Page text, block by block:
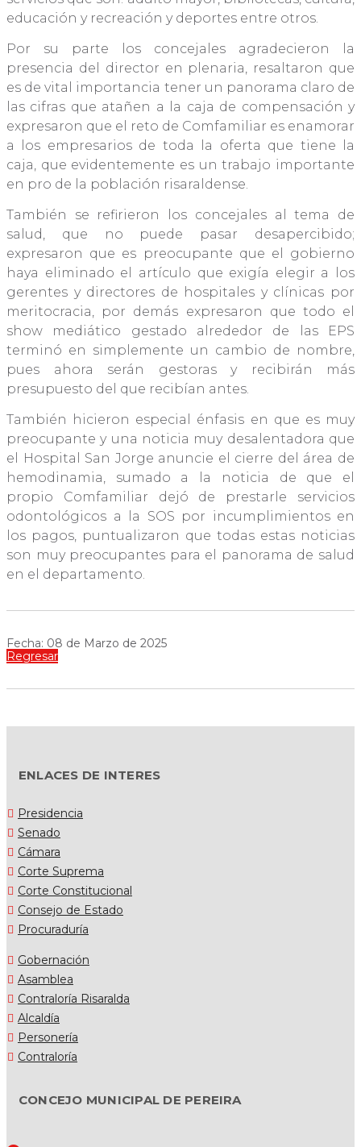
educación y recreación y deportes entre otros.
Por su parte los concejales agradecieron la
presencia del director en plenaria, resaltaron que
es de vital importancia tener un panorama claro de
las cifras que atañen a la caja de compensación y
expresaron que el reto de Comfamiliar es enamorar
a los empresarios de toda la oferta que tiene la
caja, que evidentemente es un trabajo importante
en pro de la población risaraldense.
También se refirieron los concejales al tema de
salud, que no puede pasar desapercibido;
expresaron que es preocupante que el gobierno
haya eliminado el artículo que exigía elegir a los
gerentes y directores de hospitales y clínicas por
meritocracia, por demás expresaron que todo el
show mediático gestado alrededor de las EPS
terminó en simplemente un cambio de nombre,
pues ahora serán gestoras y recibirán más
presupuesto del que recibían antes.
También hicieron especial énfasis en que es muy
preocupante y una noticia muy desalentadora que
el Hospital San Jorge anuncie el cierre del área de
hemodinamia, sumado a la noticia de que el
propio Comfamiliar dejó de prestarle servicios
odontológicos a la SOS por incumplimientos en
los pagos, puntualizaron que todas estas noticias
son muy preocupantes para el panorama de salud
en el departamento.
Fecha: 08 de Marzo de 2025
Regresar
ENLACES DE INTERES
Presidencia
Senado
Cámara
Corte Suprema
Corte Constitucional
Consejo de Estado
Procuraduría
Gobernación
Asamblea
Contraloría Risaralda
Alcaldía
Personería
Contraloría
CONCEJO MUNICIPAL DE PEREIRA